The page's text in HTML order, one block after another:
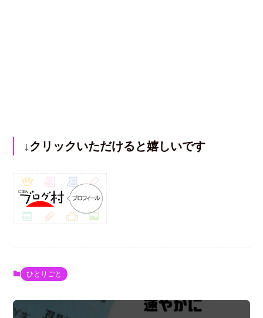
↓クリックいただけると嬉しいです
ひとりごと